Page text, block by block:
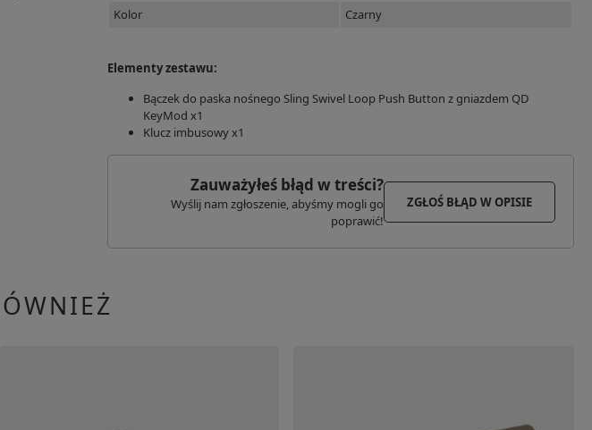
Kolor
Czarny
Elementy zestawu:
Bączek do paska nośnego Sling Swivel Loop Push Button z gniazdem QD
KeyMod x1
Klucz imbusowy x1
Zauważyłeś błąd w treści?
Wyślij nam zgłoszenie, abyśmy mogli go
poprawić!
ZGŁOŚ BŁĄD W OPISIE